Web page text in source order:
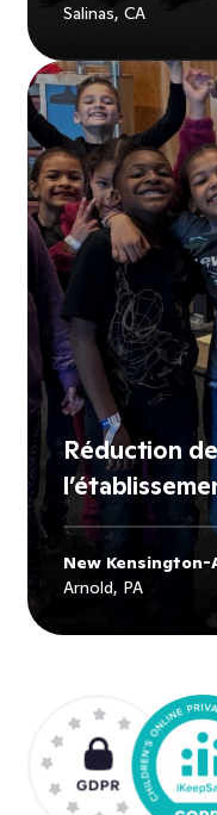
Salinas, CA
Explore
Réduction
New
Arnold, PA
ExploreNew
School